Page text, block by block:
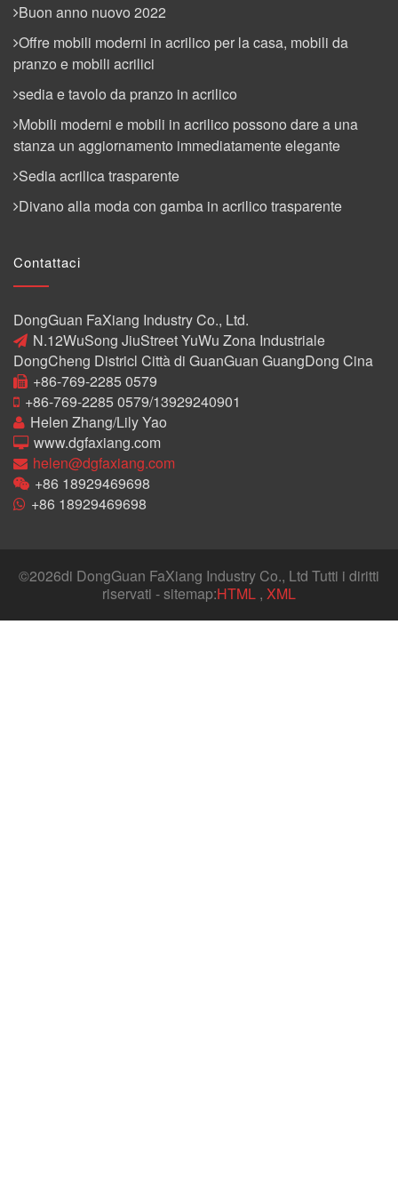
Buon anno nuovo 2022
Offre mobili moderni in acrilico per la casa, mobili da
pranzo e mobili acrilici
sedia e tavolo da pranzo in acrilico
Mobili moderni e mobili in acrilico possono dare a una
stanza un aggiornamento immediatamente elegante
Sedia acrilica trasparente
Divano alla moda con gamba in acrilico trasparente
Contattaci
DongGuan FaXiang Industry Co., Ltd.
N.12WuSong JiuStreet YuWu Zona Industriale
DongCheng Districl Città di GuanGuan GuangDong Cina
+86-769-2285 0579
+86-769-2285 0579/13929240901
Helen Zhang/Lily Yao
www.dgfaxiang.com
helen@dgfaxiang.com
+86 18929469698
+86 18929469698
©2026di DongGuan FaXiang Industry Co., Ltd Tutti i diritti
riservati - sitemap:HTML , XML